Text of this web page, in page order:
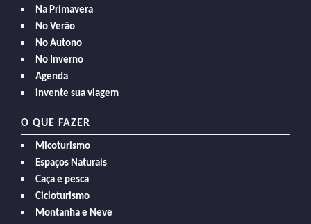
Na Primavera
No Verão
No Autono
No Inverno
Agenda
invente sua viagem
O QUE FAZER
Micoturismo
Espaços Naturais
Caça e pesca
Cicloturismo
Montanha e Neve